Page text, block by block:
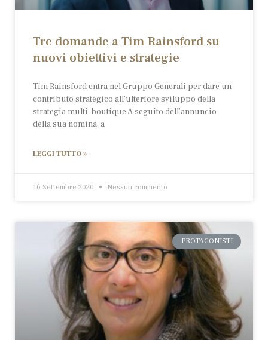
Tre domande a Tim Rainsford su
nuovi obiettivi e strategie
Tim Rainsford entra nel Gruppo Generali per dare un
contributo strategico all’ulteriore sviluppo della
strategia multi-boutique A seguito dell’annuncio
della sua nomina, a
LEGGI TUTTO »
16 Settembre 2020 Nessun commento
PROTAGONISTI